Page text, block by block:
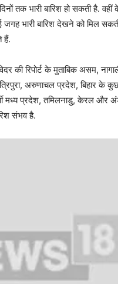
तक भारी बारिश हो सकती है.
भारी बारिश देखने को मिल
हैं.
की रिपोर्ट के मुताबिक असम,
अरुणाचल प्रदेश, बिहार के
मध्य प्रदेश, तमिलनाडु, केरल और
संभव है.